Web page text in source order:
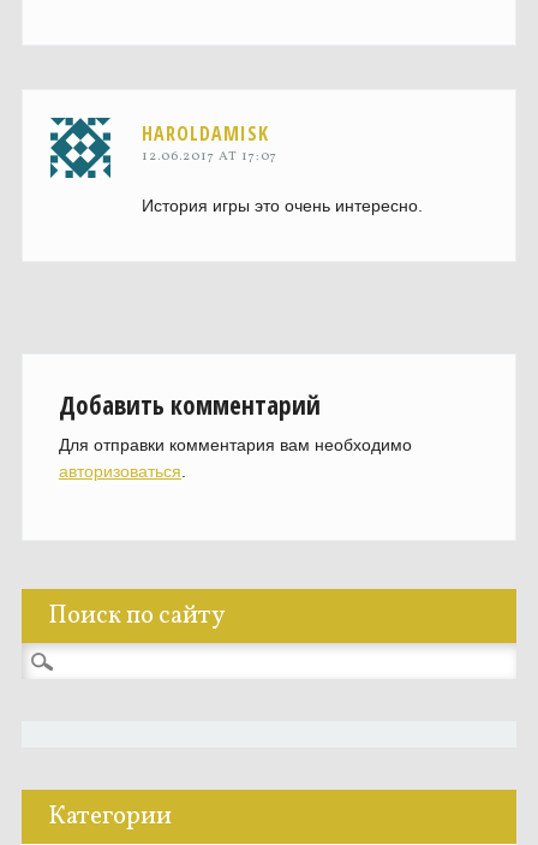
HAROLDAMISK
12.06.2017 AT 17:07
История игры это очень интересно.
Добавить комментарий
Для отправки комментария вам необходимо
авторизоваться
Поиск по сайту
Найти:
Категории